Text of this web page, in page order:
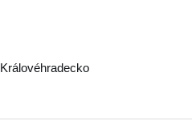
Královéhradecko